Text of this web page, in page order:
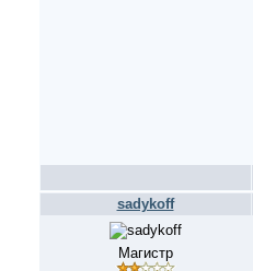
sadykoff
Магистр